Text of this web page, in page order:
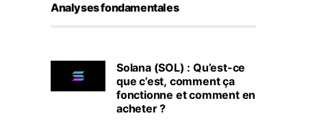
Analyses fondamentales
Solana (SOL) : Qu’est-ce
que c’est, comment ça
fonctionne et comment en
acheter ?